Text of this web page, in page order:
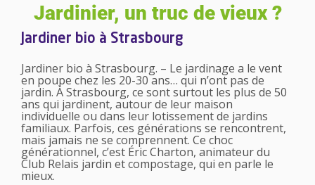
Jardinier, un truc de vieux ?
Jardiner bio à Strasbourg
Jardiner bio à Strasbourg. – Le jardinage a le vent
en poupe chez les 20-30 ans… qui n’ont pas de
jardin. À Strasbourg, ce sont surtout les plus de 50
ans qui jardinent, autour de leur maison
individuelle ou dans leur lotissement de jardins
familiaux. Parfois, ces générations se rencontrent,
mais jamais ne se comprennent. Ce choc
générationnel, c’est Éric Charton, animateur du
Club Relais jardin et compostage, qui en parle le
mieux.